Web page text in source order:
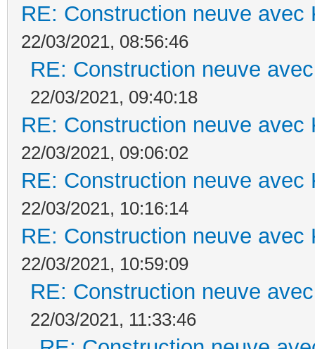
RE: Construction neuve avec
22/03/2021, 08:56:46
RE: Construction neuve
22/03/2021, 09:40:18
RE: Construction neuve avec
22/03/2021, 09:06:02
RE: Construction neuve avec
22/03/2021, 10:16:14
RE: Construction neuve avec
22/03/2021, 10:59:09
RE: Construction neuve
22/03/2021, 11:33:46